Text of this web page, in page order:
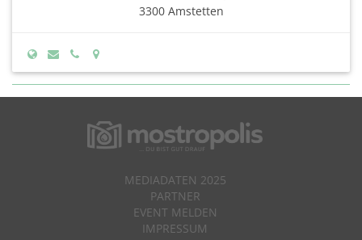
3300 Amstetten
MEDIADATEN 2025
PARTNER
EVENT MELDEN
IMPRESSUM